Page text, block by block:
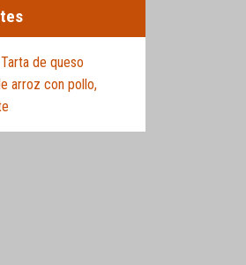
de queso
arroz con pollo,